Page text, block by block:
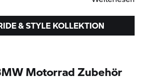
& STYLE KOLLEKTION
MotorradZubehör